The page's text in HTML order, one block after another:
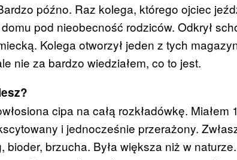
późno. Raz kolega, którego ojciec
pod nieobecność rodziców. Odkrył
Kolega otworzył jeden z tych
nie za bardzo wiedziałem, co to jest.
cipa na całą rozkładówkę.
i jednocześnie przerażony.
bioder, brzucha. Była większa niż w